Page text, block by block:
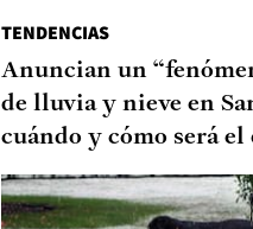
TENDENCIAS
Anuncian un
de lluvia y nieve en
cuándo y cómo será el